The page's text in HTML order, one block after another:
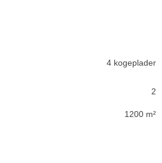
4 kogeplader
2
1200 m²